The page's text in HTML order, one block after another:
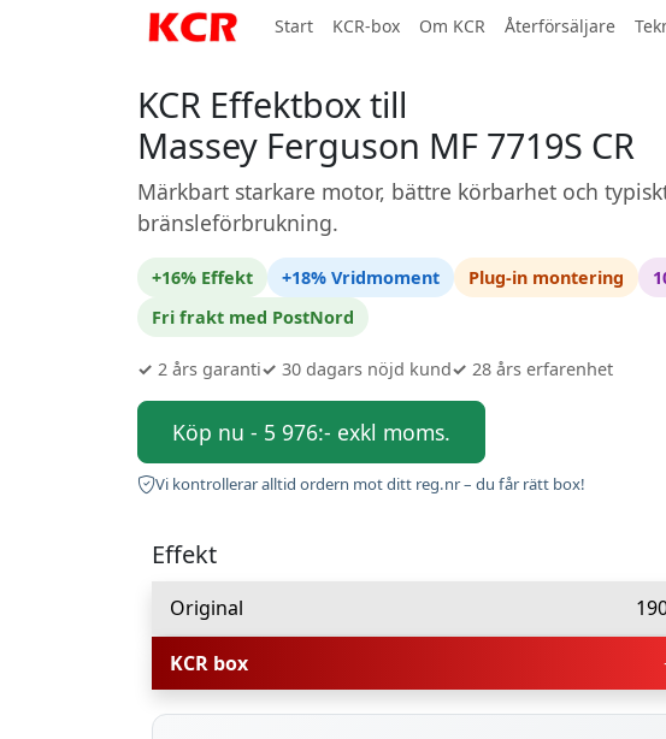
Start KCR-box Om KCR Återförsäljare
KCR Effektbox till
Massey Ferguson MF 7719S CR
Märkbart starkare motor, bättre körbarhet och
bränsleförbrukning.
+16% Effekt +18% Vridmoment Plug-in montering
Fri frakt med PostNord
✓ 2 års garanti✓ 30 dagars nöjd kund✓ 28 års erfarenhet
Köp nu - 5 976:- exkl moms.
Vi kontrollerar alltid ordern mot ditt reg.nr – du får rätt box!
Effekt
Original
KCR box